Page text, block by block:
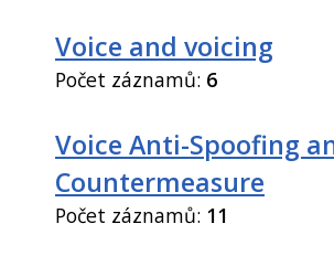
Voice and voicing
Počet záznamů: 6
Voice Anti-Spoofing
Countermeasure
Počet záznamů: 11